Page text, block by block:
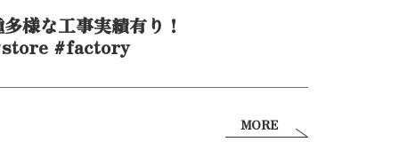
様な工事実績有り！
#factory
MORE